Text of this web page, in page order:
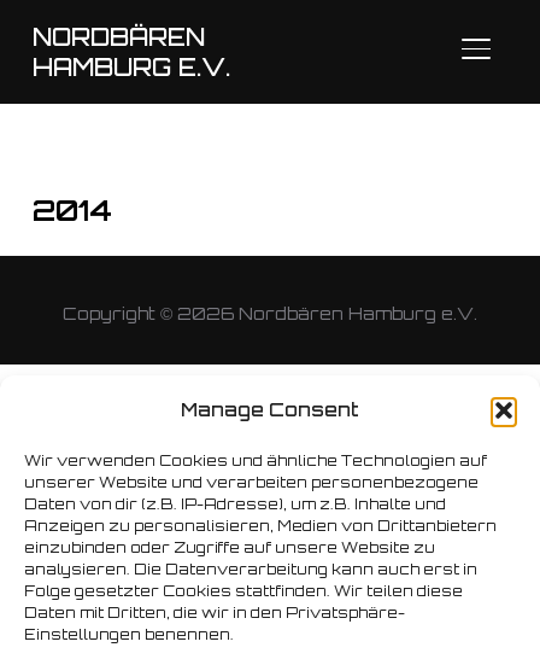
Manage Consent
Wir verwenden Cookies und ähnliche Technologien auf
unserer Website und verarbeiten personenbezogene
Daten von dir (z.B. IP-Adresse), um z.B. Inhalte und
Anzeigen zu personalisieren, Medien von Drittanbietern
einzubinden oder Zugriffe auf unsere Website zu
analysieren. Die Datenverarbeitung kann auch erst in
Folge gesetzter Cookies stattfinden. Wir teilen diese
Daten mit Dritten, die wir in den Privatsphäre-
Einstellungen benennen.
NORDBÄREN
HAMBURG E.V.
2014
Copyright © 2026 Nordbären Hamburg e.V.